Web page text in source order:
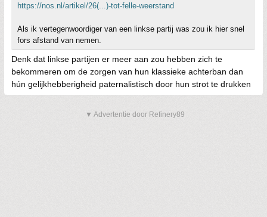
https://nos.nl/artikel/26(...)-tot-felle-weerstand
Als ik vertegenwoordiger van een linkse partij was zou ik hier snel
fors afstand van nemen.
Denk dat linkse partijen er meer aan zou hebben zich te
bekommeren om de zorgen van hun klassieke achterban dan
hún gelijkhebberigheid paternalistisch door hun strot te drukken
▼ Advertentie door Refinery89